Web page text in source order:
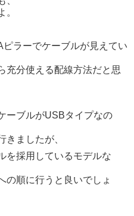
。
ラーでケーブルが見えてい
充分使える配線方法だと思
ーブルがUSBタイプなの
きましたが、
を採用しているモデルな
の順に行うと良いでしょ